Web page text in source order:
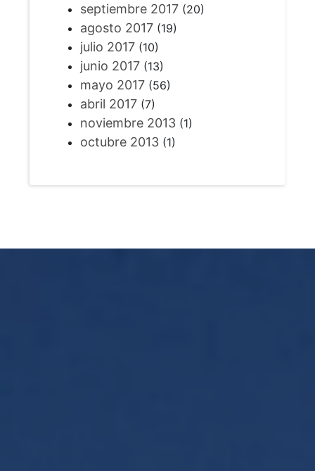
septiembre 2017(20)
agosto 2017(19)
julio 2017(10)
junio 2017(13)
mayo 2017(56)
abril 2017(7)
noviembre 2013(1)
octubre 2013(1)